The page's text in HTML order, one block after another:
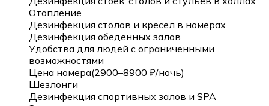
Отопление
Дезинфекция столов и кресел в номерах
Дезинфекция обеденных залов
Удобства для людей с ограниченными
возможностями
Цена номера(2900–8900 ₽/ночь)
Шезлонги
Дезинфекция спортивных залов и SPA